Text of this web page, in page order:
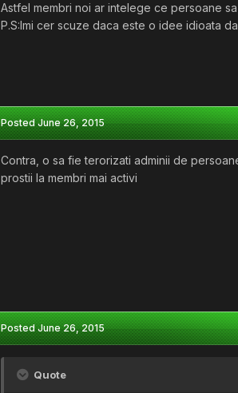
Astfel membri noi ar intelege ce persoane
P.S:Imi cer scuze daca este o idee idioata
PostedJune 26, 2015
Contra, o sa fie terorizati adminii de
prostii la membri mai activi
PostedJune 26, 2015
Quote